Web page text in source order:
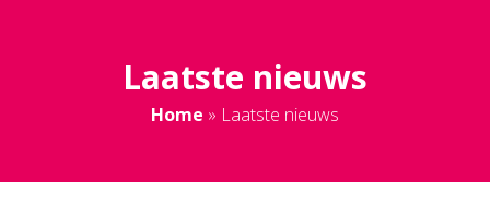
Laatste nieuws
Home » Laatste nieuws